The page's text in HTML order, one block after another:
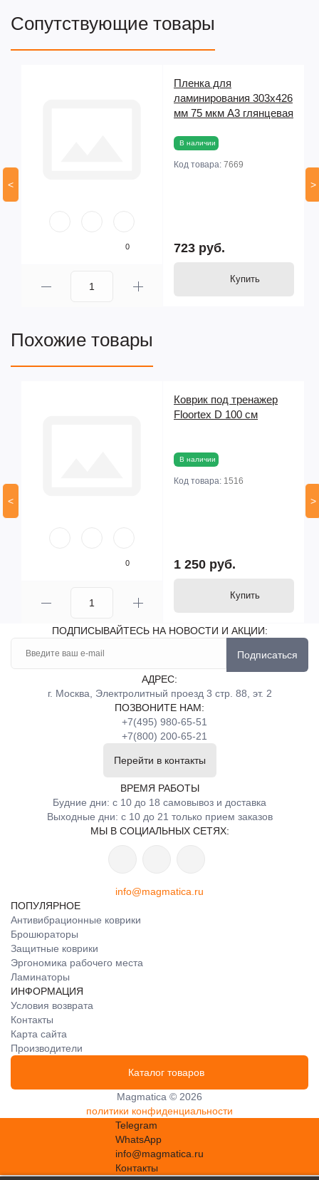
Сопутствующие товары
<
0
Пленка для
ламинирования 303х426
мм 75 мкм А3 глянцевая
В наличии
Код товара: 7669
723 руб.
Купить
>
Похожие товары
<
0
Коврик под тренажер
Floortex D 100 см
В наличии
Код товара: 1516
1 250 руб.
Купить
>
ПОДПИСЫВАЙТЕСЬ НА НОВОСТИ И АКЦИИ:
Подписаться
АДРЕС:
г. Москва, Электролитный проезд 3 стр. 88, эт. 2
ПОЗВОНИТЕ НАМ:
+7(495) 980-65-51
+7(800) 200-65-21
Перейти в контакты
ВРЕМЯ РАБОТЫ
Будние дни: с 10 до 18 самовывоз и доставка
Выходные дни: с 10 до 21 только прием заказов
МЫ В СОЦИАЛЬНЫХ СЕТЯХ:
info@magmatica.ru
ПОПУЛЯРНОЕ
Антивибрационные коврики
Брошюраторы
Защитные коврики
Эргономика рабочего места
Ламинаторы
ИНФОРМАЦИЯ
Условия возврата
Контакты
Карта сайта
Производители
Каталог товаров
Magmatica © 2026
политики конфиденциальности
Telegram
WhatsApp
info@magmatica.ru
Контакты